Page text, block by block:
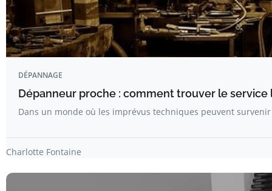
DÉPANNAGE
Dépanneur proche : comment trouver le service
Dans un monde où les imprévus techniques peuvent
Charlotte Fontaine